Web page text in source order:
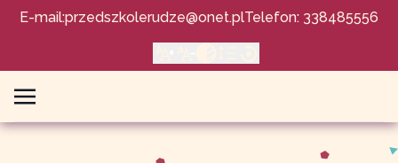
E-mail:przedszkolerudze@onet.plTelefon: 338485556